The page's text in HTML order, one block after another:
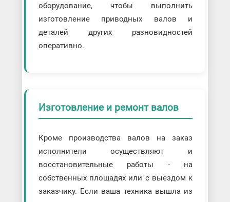
оборудование, чтобы выполнить
изготовление приводных валов и
деталей других разновидностей
оперативно.
Изготовление и ремонт валов
Кроме производства валов на заказ
исполнители осуществляют и
восстановительные работы - на
собственных площадях или с выездом к
заказчику. Если ваша техника вышла из